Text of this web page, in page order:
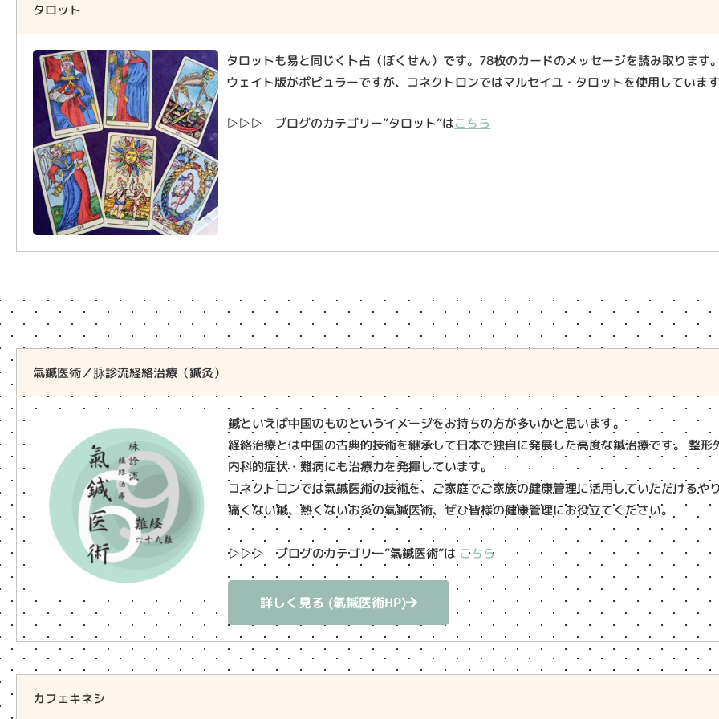
タロット
タロットも易と同じく卜占（ぼくせん）です。78枚のカードのメッセージを読み取ります
ウェイト版がポピュラーですが、コネクトロンではマルセイユ・タロットを使用していま
▷▷▷ ブログのカテゴリー”タロット”はこちら
氣鍼医術／脉診流経絡治療（鍼灸）
鍼といえば中国のものというイメージをお持ちの方が多いかと思います。
経絡治療とは中国の古典的技術を継承して日本で独自に発展した高度な鍼治療です。 整
内科的症状・難病にも治療力を発揮しています。
コネクトロンでは氣鍼医術の技術を、ご家庭でご家族の健康管理に活用していただけるや
痛くない鍼、熱くないお灸の氣鍼医術、ぜひ皆様の健康管理にお役立てください。
▷▷▷ ブログのカテゴリー”氣鍼医術”は こちら
詳しく見る (氣鍼医術HP)
カフェキネシ